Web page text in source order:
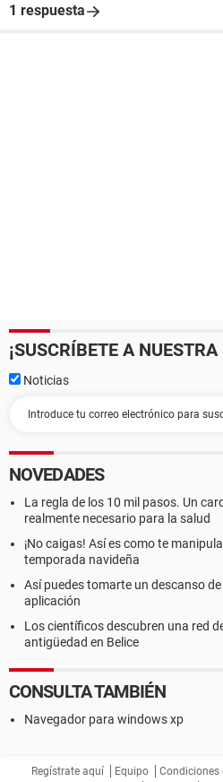
1 respuesta
¡SUSCRÍBETE A
Noticias
NOVEDADES
La regla de los 10 mil pasos. Un
realmente necesario para la salud
¡No caigas! Así es como te
temporada navideña
Así puedes tomarte un descanso
aplicación
Los científicos descubren una red
antigüedad en Belice
CONSULTA TAMBIÉN
Navegador para windows xp
Regístrate aquí Equipo Condiciones